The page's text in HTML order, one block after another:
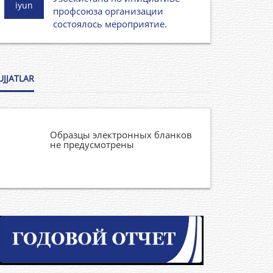
iyun
профсоюза организации
состоялось мероприятие.
Образцы электронных бланков
не предусмотрены